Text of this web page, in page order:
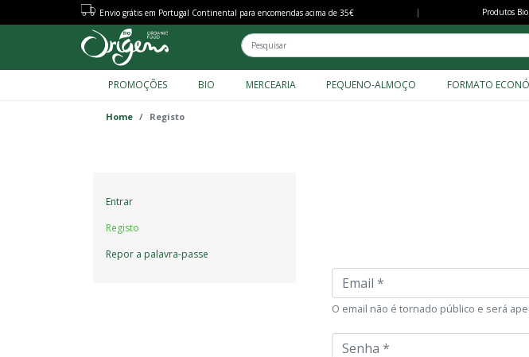
Envio grátis em Portugal Continental para encomendas acima de 35€ | Produtos
FACET MENU TAXONOMY
PROMOÇÕES BIO MERCEARIA PEQUENO-ALMOÇO FORMATO
Home Registo
Email
O email não é tornado público e será
Senha
Primary
Entrar
Registo
Repor a palavra-passe